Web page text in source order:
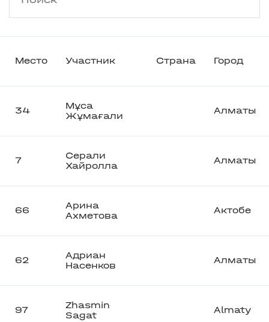
Место Участник Страна Город
34
Мұса
Жұмағали
Алматы
7
Серали
Хайролла
Алматы
66
Арина
Ахметова
Актобе
62
Адриан
Насенков
Алматы
97
Zhasmin
Sagat
Almaty